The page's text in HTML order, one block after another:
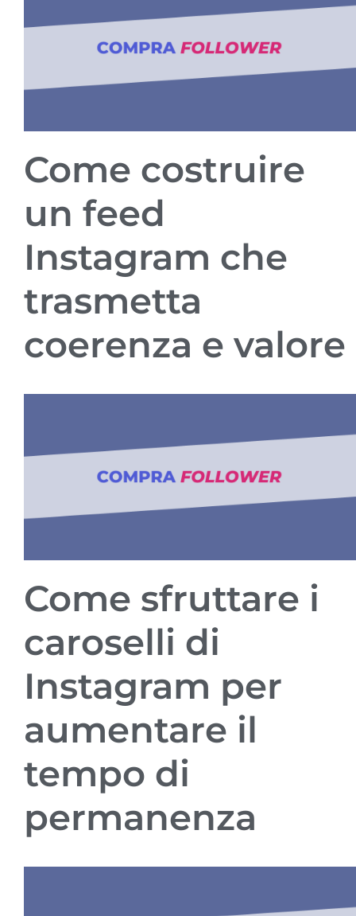
Come costruire
un feed
Instagram che
trasmetta
coerenza e valore
Come sfruttare i
caroselli di
Instagram per
aumentare il
tempo di
permanenza